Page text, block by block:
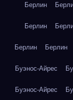
Берлин
Берлин
Берлин Берлин
Буэнос-Айрес
Буэнос-Айрес